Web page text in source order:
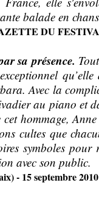
balade en
DU
sa présence.
Avec la
au piano et
hommage,
cultes que
symboles pour
avec son public.
- 15 septembre 2010